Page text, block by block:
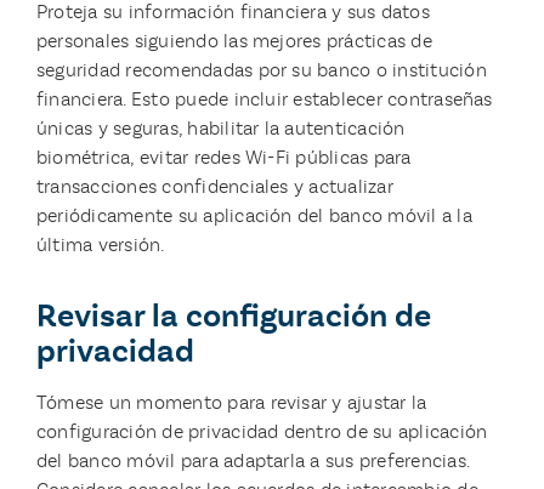
Proteja su información financiera y sus datos
personales siguiendo las mejores prácticas de
seguridad recomendadas por su banco o institución
financiera. Esto puede incluir establecer contraseñas
únicas y seguras, habilitar la autenticación
biométrica, evitar redes Wi-Fi públicas para
transacciones confidenciales y actualizar
periódicamente su aplicación del banco móvil a la
última versión.
Revisar la configuración de
privacidad
Tómese un momento para revisar y ajustar la
configuración de privacidad dentro de su aplicación
del banco móvil para adaptarla a sus preferencias.